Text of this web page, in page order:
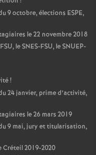
9 octobre, élections ESPE,
le 22 novembre 2018
FSU, leSNES-FSU, leSNUEP-
!
24 janvier, prime d’activité,
le 26 mars 2019
9 mai, jury et titularisation,
Créteil 2019-2020